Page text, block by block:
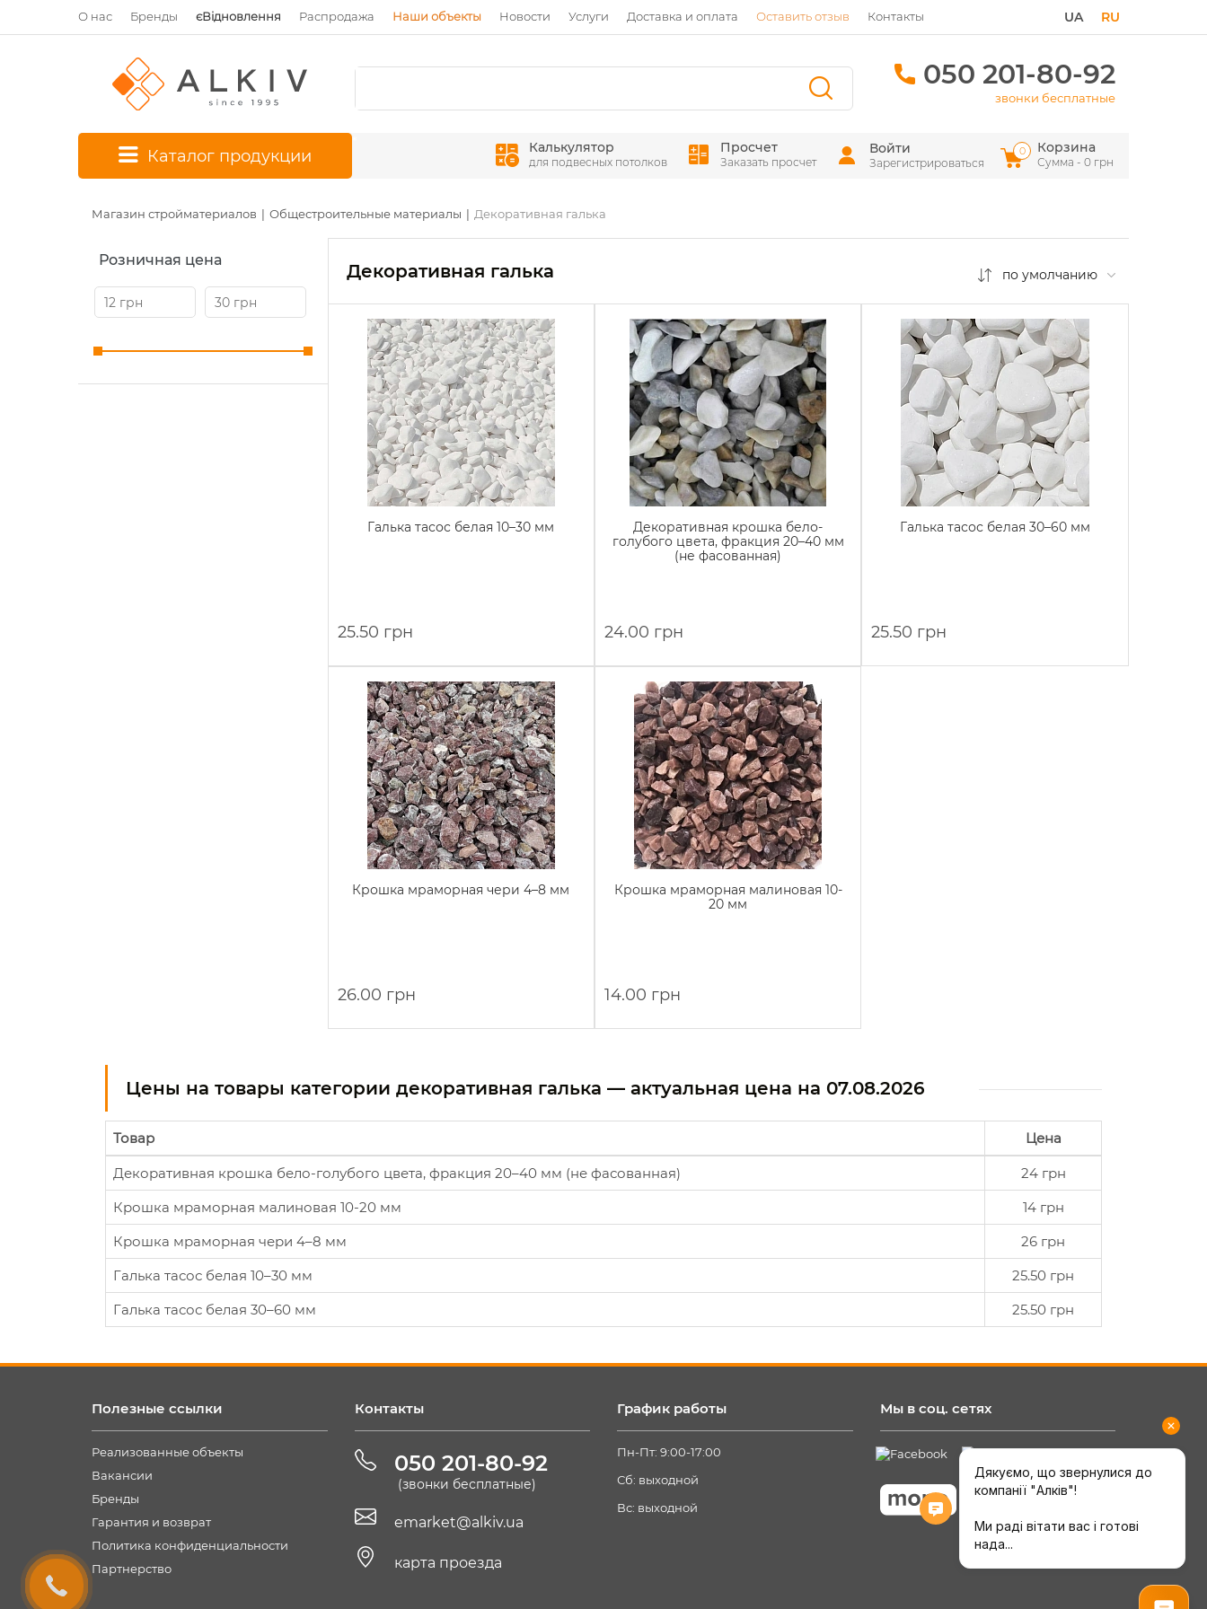
О нас Бренды єВідновлення Распродажа Наши объекты Новости Услуги Доставка и оплата Оставить отзыв Контакты RU
UA
050 201-80-92
звонки бесплатные
Каталог продукции Калькулятор
для подвесных потолков
Просчет
Заказать просчет
Войти
Зарегистрироваться
Корзина
Сумма - 0 грн
0
Магазин стройматериалов Общестроительные материалы Декоративная галька
Розничная цена
Декоративная галька по умолчанию
Галька тасос белая 10–30 мм
25.50 грн
Декоративная крошка бело-
голубого цвета, фракция 20–40 мм
(не фасованная)
24.00 грн
Галька тасос белая 30–60 мм
25.50 грн
Крошка мраморная чери 4–8 мм
26.00 грн
Крошка мраморная малиновая 10-
20 мм
14.00 грн
Цены на товары категории декоративная галька — актуальная цена на 07.08.2026
Товар Цена
Декоративная крошка бело-голубого цвета, фракция 20–40 мм (не фасованная)
24 грн
Крошка мраморная малиновая 10-20 мм
14 грн
Крошка мраморная чери 4–8 мм
26 грн
Галька тасос белая 10–30 мм
25.50 грн
Галька тасос белая 30–60 мм
25.50 грн
Полезные ссылки
Реализованные объекты
Вакансии
Бренды
Гарантия и возврат
Политика конфиденциальности
Партнерство
Контакты
050 201-80-92
(звонки бесплатные)
emarket@alkiv.ua
карта проезда
График работы
Пн-Пт: 9:00-17:00
Сб: выходной
Вс: выходной
Мы в соц. сетях